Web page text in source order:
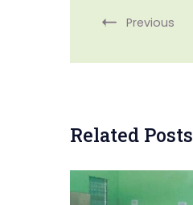
Previous
Related Posts